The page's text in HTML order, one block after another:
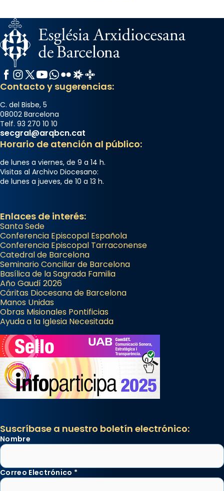
Facebook
Instagram
X / Twitter
YouTube
WhatsApp
FlickrRadio Estel
Catalunya Cristiana
Contacto y sugerencias:
C. del Bisbe, 5
08002 Barcelona
Telf. 93 270 10 10
secgral@arqbcn.cat
Horario de atención al público:
de lunes a viernes, de 9 a 14 h.
Visitas al Archivo Diocesano:
de lunes a jueves, de 10 a 13 h.
Enlaces de interés:
Santa Sede
Conferencia Episcopal Española
Conferencia Episcopal Tarraconense
Catedral de Barcelona
Seminario Conciliar de Barcelona
Basílica de la Sagrada Familia
Año Gaudí 2026
Cáritas Diocesana de Barcelona
Manos Unidas
Obras Misionales Pontificias
Ayuda a la Iglesia Necesitada
Suscríbase a nuestro boletín electrónico:
Nombre
Correo Electrónico *